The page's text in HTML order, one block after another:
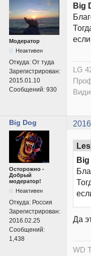
Модератор
Неактивен
Откуда: От туда
Зарегистрирован:
2015.01.10
Сообщений: 930
Big
LG
Big Dog
Осторожно -
Добрый
модератор!
Неактивен
Откуда: Россия
Зарегистрирован:
2016.02.25
Сообщений:
1,438
Big
Да
WD